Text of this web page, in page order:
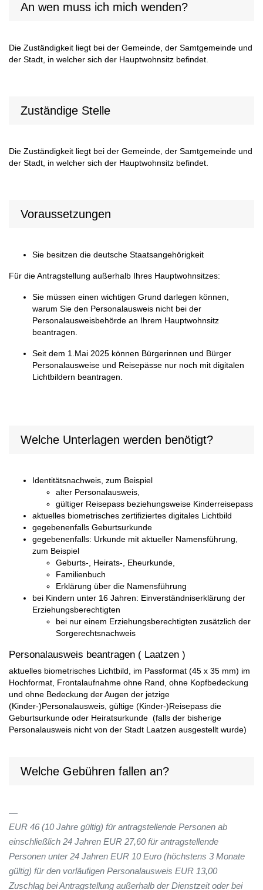
An wen muss ich mich wenden?
Die Zuständigkeit liegt bei der Gemeinde, der Samtgemeinde und
der Stadt, in welcher sich der Hauptwohnsitz befindet.
Zuständige Stelle
Die Zuständigkeit liegt bei der Gemeinde, der Samtgemeinde und
der Stadt, in welcher sich der Hauptwohnsitz befindet.
Voraussetzungen
Sie besitzen die deutsche Staatsangehörigkeit
Für die Antragstellung außerhalb Ihres Hauptwohnsitzes:
Sie müssen einen wichtigen Grund darlegen können,
warum Sie den Personalausweis nicht bei der
Personalausweisbehörde an Ihrem Hauptwohnsitz
beantragen.
Seit dem 1.Mai 2025 können Bürgerinnen und Bürger
Personalausweise und Reisepässe nur noch mit digitalen
Lichtbildern beantragen.
Welche Unterlagen werden benötigt?
Identitätsnachweis, zum Beispiel
alter Personalausweis,
gültiger Reisepass beziehungsweise Kinderreisepass
aktuelles biometrisches zertifiziertes digitales Lichtbild
gegebenenfalls Geburtsurkunde
gegebenenfalls: Urkunde mit aktueller Namensführung,
zum Beispiel
Geburts-, Heirats-, Eheurkunde,
Familienbuch
Erklärung über die Namensführung
bei Kindern unter 16 Jahren: Einverständniserklärung der
Erziehungsberechtigten
bei nur einem Erziehungsberechtigten zusätzlich der
Sorgerechtsnachweis
Personalausweis beantragen ( Laatzen )
aktuelles biometrisches Lichtbild, im Passformat (45 x 35 mm) im
Hochformat, Frontalaufnahme ohne Rand, ohne Kopfbedeckung
und ohne Bedeckung der Augen der jetzige
(Kinder-)Personalausweis, gültige (Kinder-)Reisepass die
Geburtsurkunde oder Heiratsurkunde (falls der bisherige
Personalausweis nicht von der Stadt Laatzen ausgestellt wurde)
Welche Gebühren fallen an?
EUR 46 (10 Jahre gültig) für antragstellende Personen ab
einschließlich 24 Jahren EUR 27,60 für antragstellende
Personen unter 24 Jahren EUR 10 Euro (höchstens 3 Monate
gültig) für den vorläufigen Personalausweis EUR 13,00
Zuschlag bei Antragstellung außerhalb der Dienstzeit oder bei